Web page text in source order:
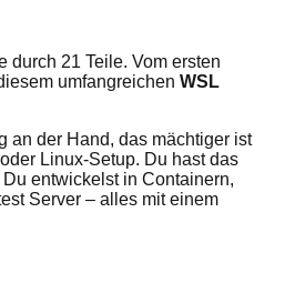
durch 21 Teile. Vom ersten
umfangreichen WSL
an der Hand, das mächtiger ist
Linux-Setup. Du hast das
entwickelst in Containern,
Server – alles mit einem